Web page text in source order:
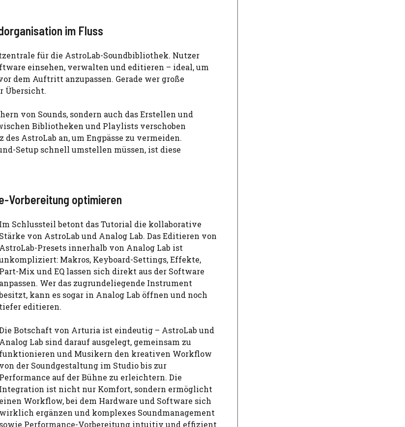
im Fluss
für die AstroLab-Soundbibliothek. Nutzer
einsehen, verwalten und editieren – ideal, um
dem Auftritt anzupassen. Gerade wer große
Übersicht.
von Sounds, sondern auch das Erstellen und
Bibliotheken und Playlists verschoben
AstroLab an, um Engpässe zu vermeiden.
Setup schnell umstellen müssen, ist diese
Vorbereitung optimieren
Im Schlussteil betont das Tutorial die kollaborative
Stärke von AstroLab und Analog Lab. Das Editieren von
AstroLab-Presets innerhalb von Analog Lab ist
Makros, Keyboard-Settings, Effekte,
Part-Mix und EQ lassen sich direkt aus der Software
anpassen. Wer das zugrundeliegende Instrument
kann es sogar in Analog Lab öffnen und noch
tiefer editieren.
Botschaft von Arturia ist eindeutig – AstroLab und
Analog Lab sind darauf ausgelegt, gemeinsam zu
funktionieren und Musikern den kreativen Workflow
von der Soundgestaltung im Studio bis zur
Performance auf der Bühne zu erleichtern. Die
Integration ist nicht nur Komfort, sondern ermöglicht
einen Workflow, bei dem Hardware und Software sich
wirklich ergänzen und komplexes Soundmanagement
sowie Performance-Vorbereitung intuitiv und effizient